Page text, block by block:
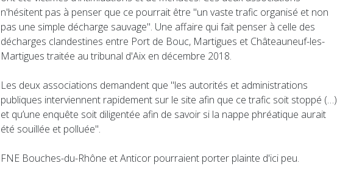
n'hésitent pas à penser que ce pourrait être "un vaste trafic organisé et non
pas une simple décharge sauvage". Une affaire qui fait penser à celle des
décharges clandestines entre Port de Bouc, Martigues et Châteauneuf-les-
Martigues traitée au tribunal d'Aix en décembre 2018.
Les deux associations demandent que "les autorités et administrations
publiques interviennent rapidement sur le site afin que ce trafic soit stoppé (…)
et qu’une enquête soit diligentée afin de savoir si la nappe phréatique aurait
été souillée et polluée".
FNE Bouches-du-Rhône et Anticor pourraient porter plainte d'ici peu.